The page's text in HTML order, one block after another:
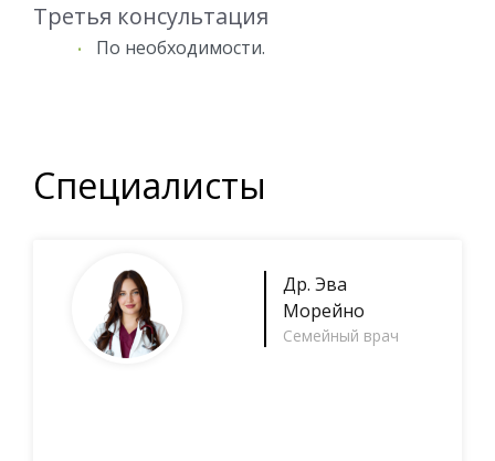
Третья консультация
По необходимости.
Специалисты
Др. Эва
Морейно
Семейный врач